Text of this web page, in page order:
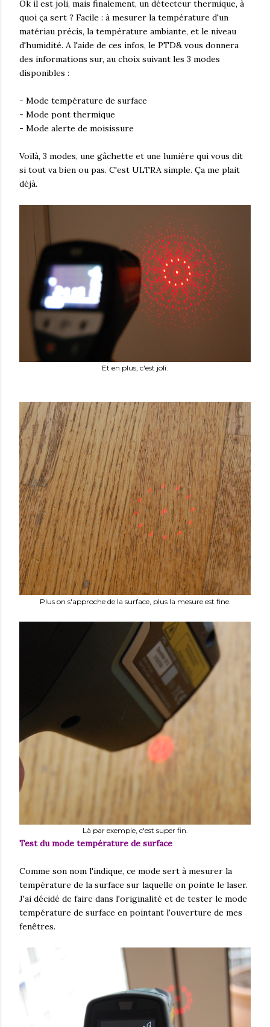
Ok il est joli, mais finalement, un détecteur thermique, à
quoi ça sert ? Facile : à mesurer la température d'un
matériau précis, la température ambiante, et le niveau
d'humidité. A l'aide de ces infos, le PTD& vous donnera
des informations sur, au choix suivant les 3 modes
disponibles :
- Mode température de surface
- Mode pont thermique
- Mode alerte de moisissure
Voilà, 3 modes, une gâchette et une lumière qui vous dit
si tout va bien ou pas. C'est ULTRA simple. Ça me plait
déjà.
Et en plus, c'est joli.
Plus on s'approche de la surface, plus la mesure est fine.
Là par exemple, c'est super fin.
Test du mode température de surface
Comme son nom l'indique, ce mode sert à mesurer la
température de la surface sur laquelle on pointe le laser.
J'ai décidé de faire dans l'originalité et de tester le mode
température de surface en pointant l'ouverture de mes
fenêtres.